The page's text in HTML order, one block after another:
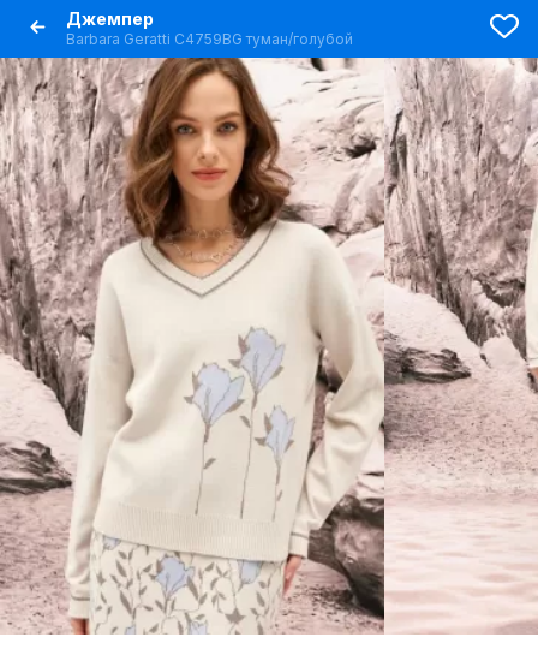
Джемпер
Barbara Geratti С4759BG туман/голубой